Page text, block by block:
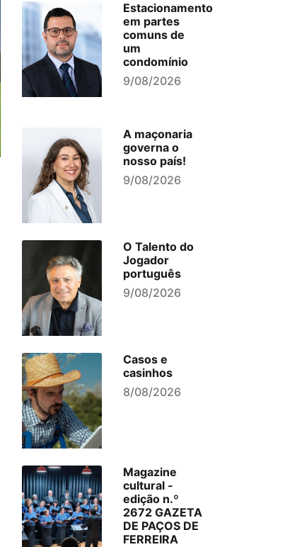
Estacionamento
em partes
comuns de
um
condomínio
9/08/2026
A maçonaria
governa o
nosso país!
9/08/2026
O Talento do
Jogador
português
9/08/2026
Casos e
casinhos
8/08/2026
Magazine
cultural -
edição n.º
2672 GAZETA
DE PAÇOS DE
FERREIRA